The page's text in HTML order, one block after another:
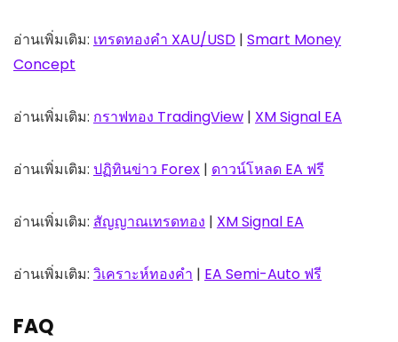
อ่านเพิ่มเติม: เทรดทองคำ XAU/USD | Smart Money
Concept
อ่านเพิ่มเติม: กราฟทอง TradingView | XM Signal EA
อ่านเพิ่มเติม: ปฏิทินข่าว Forex | ดาวน์โหลด EA ฟรี
อ่านเพิ่มเติม: สัญญาณเทรดทอง | XM Signal EA
อ่านเพิ่มเติม: วิเคราะห์ทองคำ | EA Semi-Auto ฟรี
FAQ